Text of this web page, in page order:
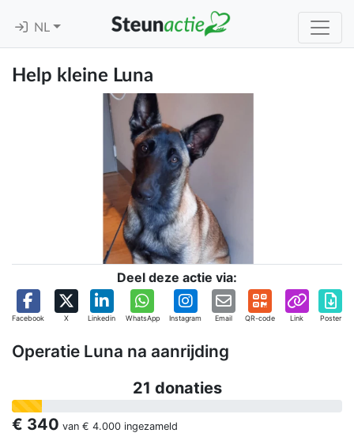
NL
Help kleine Luna
Deel deze actie via:
Facebook X Linkedin WhatsApp Instagram Email QR-code Link Poster
Operatie Luna na aanrijding
21 donaties
€ 340 van € 4.000 ingezameld